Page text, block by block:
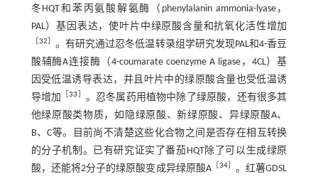
冬HQT和苯丙氨酸解氨酶（phenylalanin ammonia-lyase，
PAL）基因表达，使叶片中绿原酸含量和抗氧化活性增加
32
。有研究通过忍冬低温转录组学研究发现PAL和4-香豆
酸辅酶A连接酶（4-coumarate coenzyme A ligase，4CL）基
因受低温诱导表达，并且叶片中的绿原酸含量也受低温诱
导增加
［33
。忍冬属药用植物中除了绿原酸，还有很多其
他绿原酸类物质，如隐绿原酸、新绿原酸、异绿原酸A、
B、C等。目前尚不清楚这些化合物之间是否存在相互转换
的分子机制。已有研究证实了番茄HQT除了可以生成绿原
酸，还能将2分子的绿原酸变成异绿原酸A ［34
。红薯GDSL